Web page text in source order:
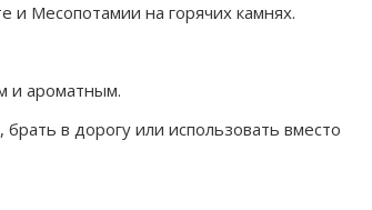
и Месопотамии на горячих камнях.
и ароматным.
в дорогу или использовать вместо